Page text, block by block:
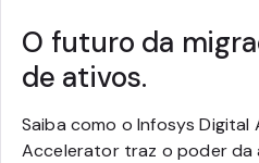
O futuro da
de ativos.
Saiba como o Infosys Digital
Accelerator traz o poder da